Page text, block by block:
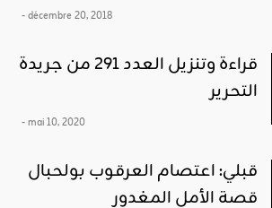
- décembre 20, 2018
قراءة وتنزيل العدد 291 من جريدة
التحرير
- mai 10, 2020
قبلي: اعتصام العرقوب بولحبال
قصة الأمل المغدور